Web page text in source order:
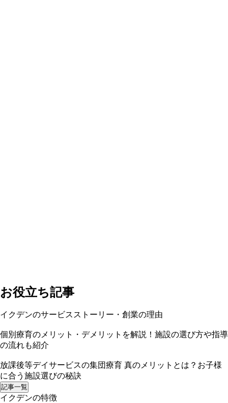
お役立ち記事
イクデンのサービスストーリー・創業の理由
個別療育のメリット・デメリットを解説！施設の選び方や指導
の流れも紹介
放課後等デイサービスの集団療育 真のメリットとは？お子様
に合う施設選びの秘訣
記事一覧
イクデンの特徴